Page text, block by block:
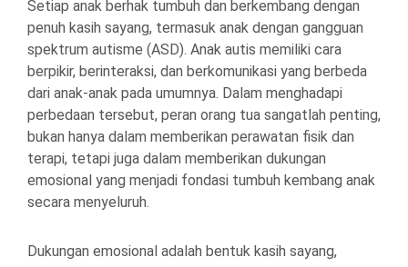
Setiap anak berhak tumbuh dan berkembang dengan
penuh kasih sayang, termasuk anak dengan gangguan
spektrum autisme (ASD). Anak autis memiliki cara
berpikir, berinteraksi, dan berkomunikasi yang berbeda
dari anak-anak pada umumnya. Dalam menghadapi
perbedaan tersebut, peran orang tua sangatlah penting,
bukan hanya dalam memberikan perawatan fisik dan
terapi, tetapi juga dalam memberikan dukungan
emosional yang menjadi fondasi tumbuh kembang anak
secara menyeluruh.
Dukungan emosional adalah bentuk kasih sayang,